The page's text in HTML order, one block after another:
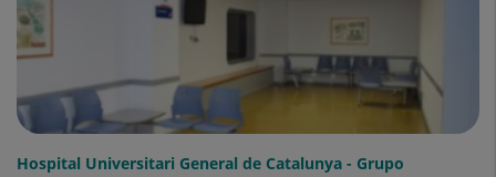
Hospital Universitari General de Catalunya - Grupo